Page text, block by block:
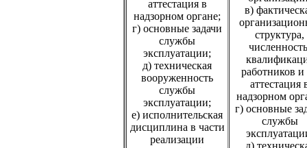
аттестация в
надзорном органе;
г) основные задачи
службы
эксплуатации;
д) техническая
вооруженность
службы
эксплуатации;
е) исполнительская
дисциплина в части
реализации
в)
структура,
работников и
аттестация
надзорном
г) основные
службы
д)